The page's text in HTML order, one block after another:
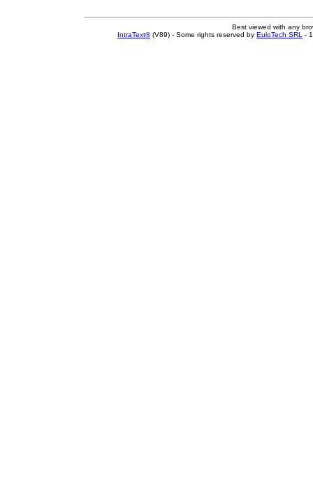
Best viewed with any
IntraText®(V89) - Some rights reserved by EuloTech SRL -